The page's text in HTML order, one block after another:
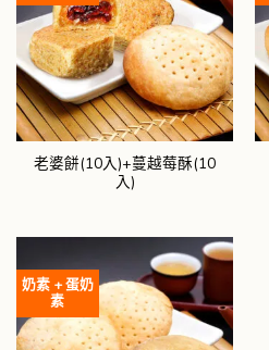
老婆餅(10入)+蔓越莓酥(10
入)
奶素 + 蛋奶
素